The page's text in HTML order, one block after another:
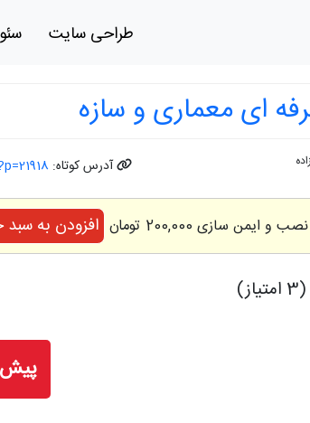
طراحی سایت سئو
ای معماری و سازه
آدرس کوتاه:
ایمن سازی 200,000 تومان افزودن به سبد
پیش